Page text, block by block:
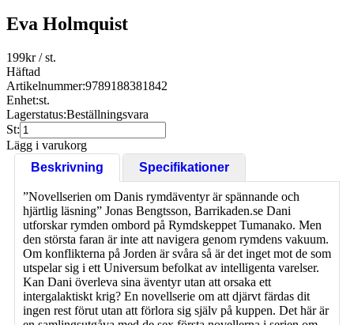
Eva Holmquist
199kr/ st.
Häftad
Artikelnummer:9789188381842
Enhet:st.
Lagerstatus:Beställningsvara
St:
Lägg i varukorg
Beskrivning
Specifikationer
”Novellserien om Danis rymdäventyr är spännande och
hjärtlig läsning” Jonas Bengtsson, Barrikaden.se Dani
utforskar rymden ombord på Rymdskeppet Tumanako. Men
den största faran är inte att navigera genom rymdens vakuum.
Om konflikterna på Jorden är svåra så är det inget mot de som
utspelar sig i ett Universum befolkat av intelligenta varelser.
Kan Dani överleva sina äventyr utan att orsaka ett
intergalaktiskt krig? En novellserie om att djärvt färdas dit
ingen rest förut utan att förlora sig själv på kuppen. Det här är